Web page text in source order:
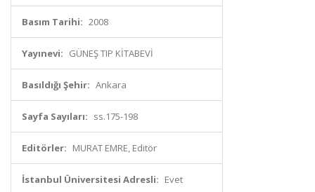
Basım Tarihi: 2008
Yayınevi: GÜNEŞ TIP KİTABEVİ
Basıldığı Şehir: Ankara
Sayfa Sayıları: ss.175-198
Editörler: MURAT EMRE, Editör
İstanbul Üniversitesi Adresli: Evet